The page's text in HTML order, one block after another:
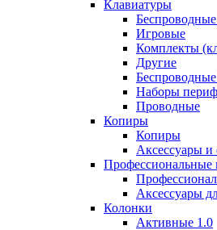
Клавиатуры
Игровые
Комплекты
Другие
Наборы
Проводные
Копиры
Копиры
Аксессуары и
Профессиональные
Аксессуары
Колонки
Активные 1.0